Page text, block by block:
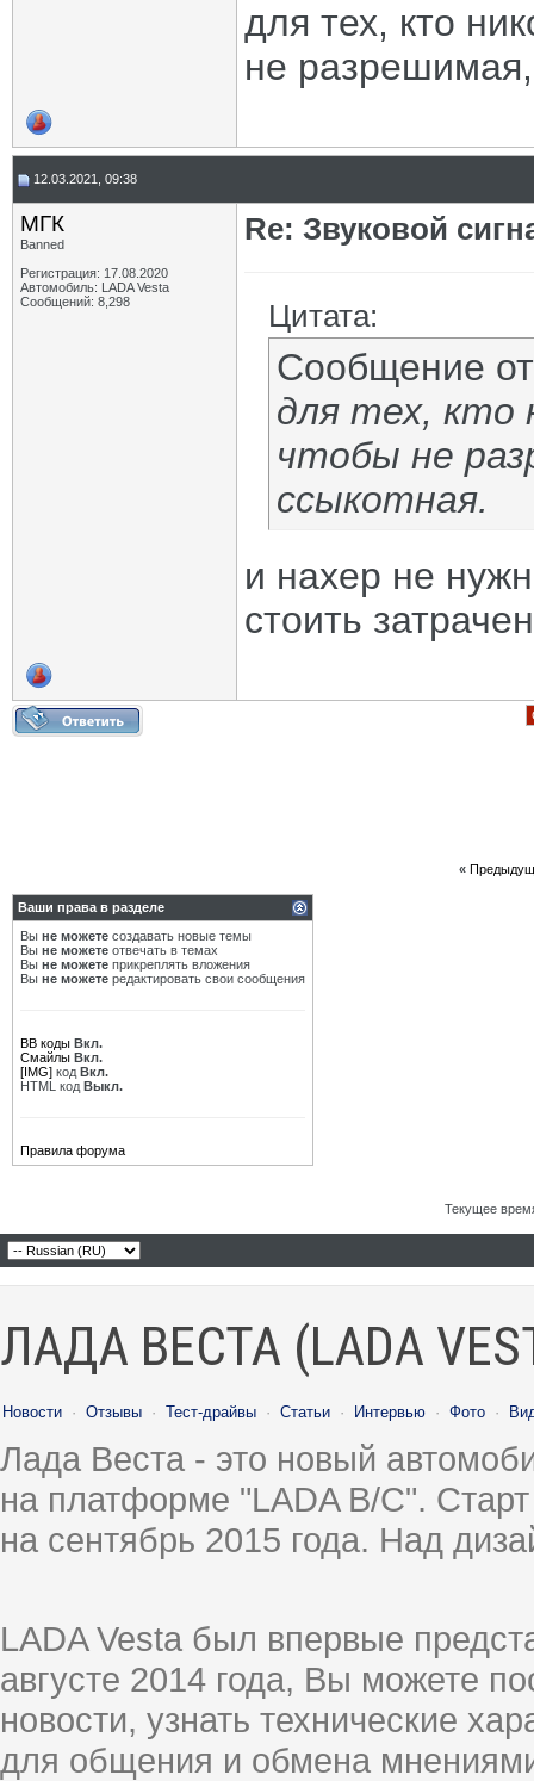
для тех, кто
не
12.03.2021, 09:38
МГК
Banned
Регистрация: 17.08.2020
Автомобиль: LADA Vesta
Сообщений: 8,298
Re: Звуковой
Цитата:
Сообщение
для тех, кто
чтобы не
ссыкотная.
и нахер не
стоить
«
Ваши права в разделе
Вы не можете создавать новые темы
Вы не можете отвечать в темах
Вы не можете прикреплять вложения
Вы не можете редактировать свои сообщения
BB коды Вкл.
Смайлы Вкл.
[IMG] код Вкл.
HTML код Выкл.
Правила форума
Текущее
ЛАДА ВЕСТА (LADA
Новости · Отзывы · Тест-драйвы · Статьи · Интервью · Фото ·
Лада Веста - это новый
на платформе "LADA B/C".
на сентябрь 2015 года. Над
LADA Vesta был впервые
августе 2014 года, Вы можете
новости, узнать технические
для общения и обмена